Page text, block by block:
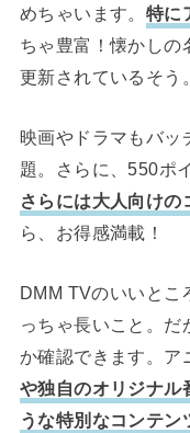
めちゃいます。 特に
ちゃ豊富！懐かしの
更新されているそう。
映画やドラマもバッ
題。さらに、550ポ
さらには大人向けの
ら、お得感満載！
DMM TVのいいとこ
っちゃ長いこと。だ
か確認できます。ア
や独自のオリジナル
うな特別なコンテン